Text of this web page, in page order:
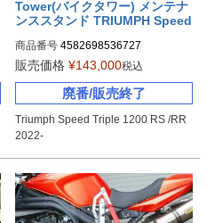
Tower(バイクタワー) メンテナ
ンススタンド TRIUMPH Speed
-)
商品番号 4582698536727
販売価格 ¥143,000税込
廃番/販売終了
Triumph Speed Triple 1200 RS /RR
2022-